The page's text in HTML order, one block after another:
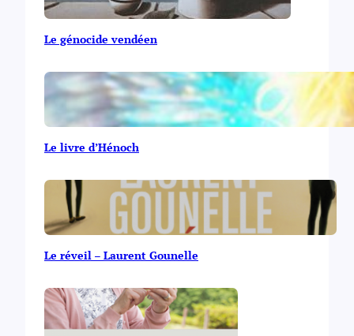
Le génocide vendéen
Le livre d’Hénoch
Le réveil – Laurent Gounelle